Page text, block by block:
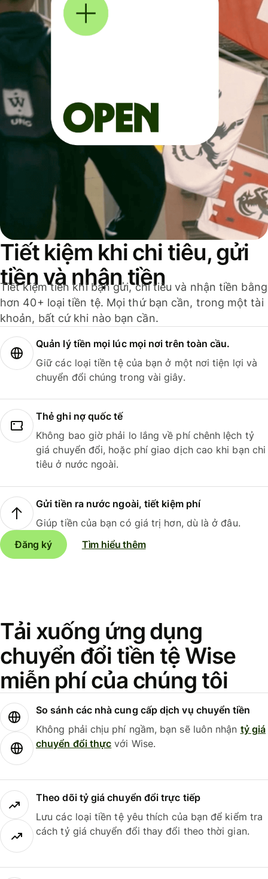
Tiết kiệm khi chi tiêu, gửi
tiền và nhận tiền
Tiết kiệm tiền khi bạn gửi, chi tiêu và nhận tiền bằng
hơn 40+ loại tiền tệ. Mọi thứ bạn cần, trong một tài
khoản, bất cứ khi nào bạn cần.
Quản lý tiền mọi lúc mọi nơi trên toàn cầu.
Giữ các loại tiền tệ của bạn ở một nơi tiện lợi và
chuyển đổi chúng trong vài giây.
Thẻ ghi nợ quốc tế
Không bao giờ phải lo lắng về phí chênh lệch tỷ
giá chuyển đổi, hoặc phí giao dịch cao khi bạn chi
tiêu ở nước ngoài.
Gửi tiền ra nước ngoài, tiết kiệm phí
Giúp tiền của bạn có giá trị hơn, dù là ở đâu.
Đăng ký
Tìm hiểu thêm
Tải xuống ứng dụng
chuyển đổi tiền tệ Wise
miễn phí của chúng tôi
So sánh các nhà cung cấp dịch vụ chuyển tiền
Không phải chịu phí ngầm, bạn sẽ luôn nhận tỷ giá
chuyển đổi thực với Wise.
Theo dõi tỷ giá chuyển đổi trực tiếp
Lưu các loại tiền tệ yêu thích của bạn để kiểm tra
cách tỷ giá chuyển đổi thay đổi theo thời gian.